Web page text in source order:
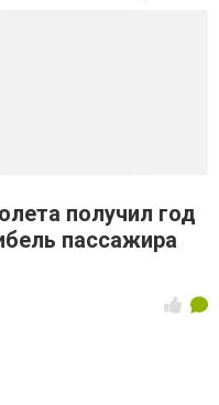
получил год
пассажира